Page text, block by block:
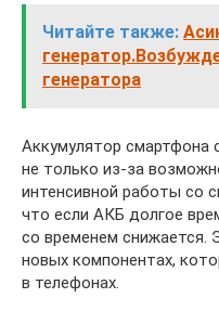
Читайте также:
генератора
Аккумулятор смартфона
не только из-за
интенсивной работы со
что если АКБ долгое
со временем снижается.
новых компонентах,
в телефонах.